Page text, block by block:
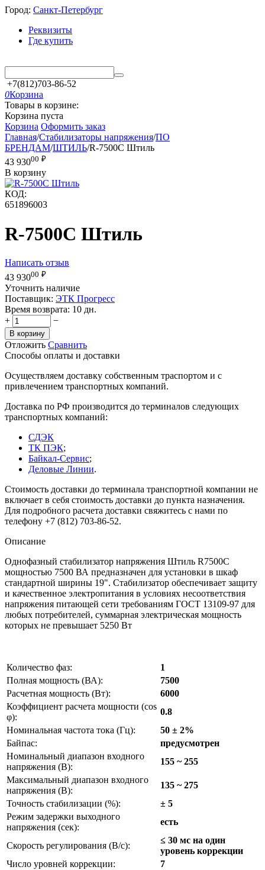
Город: Санкт-Петербург
Реквизиты
Где купить
+7(812)703-86-52
0Корзина
Товары в корзине:
Корзина пуста
Корзина Оформить заказ
Главная/Стабилизаторы напряжения/ПО
БРЕНДАМ/ШТИЛЬ/R-7500C Штиль
43 93000 ₽
В корзину
КОД:
651896003
R-7500C Штиль
Написать отзыв
43 93000 ₽
Уточнить наличие
Поставщик: ЭТК Прогресс
Время возврата: 10 дн.
+
−
В корзину
Отложить Сравнить
Способы оплаты и доставки
Осуществляем доставку собственным траспортом и с
привлечением транспортных компаний.
Доставка по РФ производится до терминалов следующих
транспортных компаний:
СДЭК
ТК ПЭК;
Байкал-Сервис;
Деловые Линии.
Стоимость доставки до терминала транспортной компании не
включает в себя стоимость доставки до пункта назначения.
Для подробного расчета доставки свяжитесь с нами по
телефону +7 (812) 703-86-52.
Описание
Однофазный стабилизатор напряжения Штиль R7500C
мощностью 7500 ВА предназначен для установки в шкаф
стандартной ширины 19". Стабилизатор обеспечивает защиту
и качественное электропитания в условиях несоответствия
напряжения питающей сети требованиям ГОСТ 13109-97 для
любых потребителей, суммарная электрическая мощность
которых не превышает 5250 Вт
Количество фаз:
1
Полная мощность (ВА):
7500
Расчетная мощность (Вт):
6000
Коэффициент расчета мощности (cos
φ):
0.8
Номинальная частота тока (Гц):
50 ± 2%
Байпас:
предусмотрен
Номинальный диапазон входного
напряжения (В):
155 ~ 255
Максимальный диапазон входного
напряжения (В):
135 ~ 275
Точность стабилизации (%):
± 5
Режим задержки выходного
напряжения (сек):
есть
Скорость регулирования (В/с):
≤ 30 мс на один
уровень коррекции
Число уровней коррекции:
7